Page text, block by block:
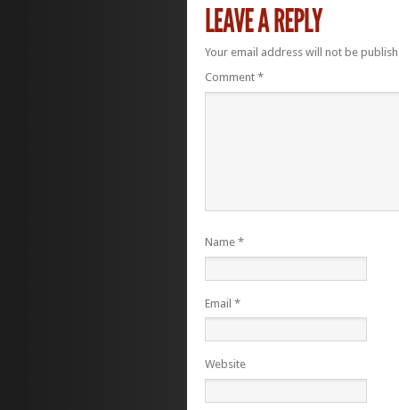
Your email address will not be
Comment *
Name *
Email *
Website